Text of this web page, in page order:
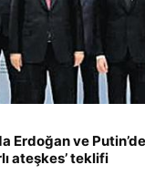
Erdoğan ve
ateşkes’ teklifi